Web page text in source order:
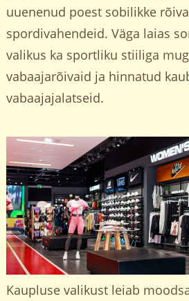
uuenenud poest sobilikke
spordivahendeid. Väga laias
valikus ka sportliku stiiliga
vabaajarõivaid ja hinnatud
vabaajajalatseid.
Kaupluse valikust leiab